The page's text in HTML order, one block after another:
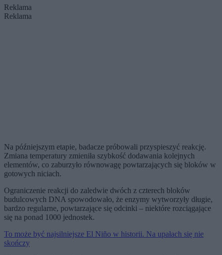
Reklama
Reklama
Na późniejszym etapie, badacze próbowali przyspieszyć reakcję.
Zmiana temperatury zmieniła szybkość dodawania kolejnych
elementów, co zaburzyło równowagę powtarzających się bloków w
gotowych niciach.
Ograniczenie reakcji do zaledwie dwóch z czterech bloków
budulcowych DNA spowodowało, że enzymy wytworzyły długie,
bardzo regularne, powtarzające się odcinki – niektóre rozciągające
się na ponad 1000 jednostek.
To może być najsilniejsze El Niño w historii. Na upałach się nie
skończy